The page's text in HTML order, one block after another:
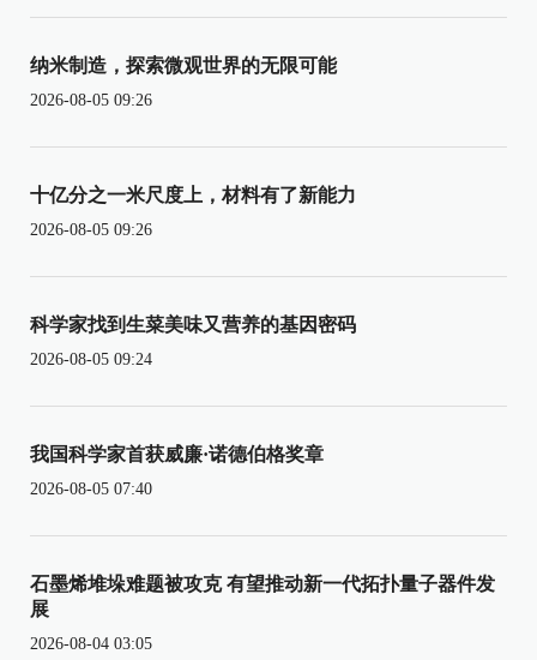
纳米制造，探索微观世界的无限可能
2026-08-05 09:26
十亿分之一米尺度上，材料有了新能力
2026-08-05 09:26
科学家找到生菜美味又营养的基因密码
2026-08-05 09:24
我国科学家首获威廉·诺德伯格奖章
2026-08-05 07:40
石墨烯堆垛难题被攻克 有望推动新一代拓扑量子器件发
展
2026-08-04 03:05